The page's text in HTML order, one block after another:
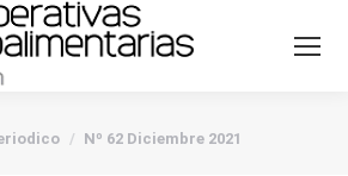
Nº 62 Diciembre 2021